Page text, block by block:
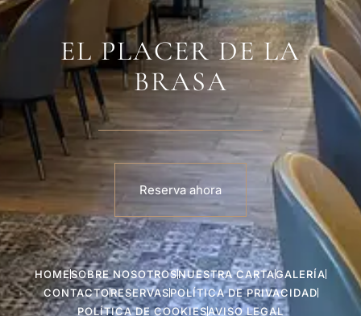
EL PLACER DE LA
BRASA
Reserva ahora
HOMESOBRE NOSOTROSNUESTRA CARTAGALERÍA
CONTACTORESERVASPOLÍTICA DE PRIVACIDAD
POLÍTICA DE COOKIESAVISO LEGAL